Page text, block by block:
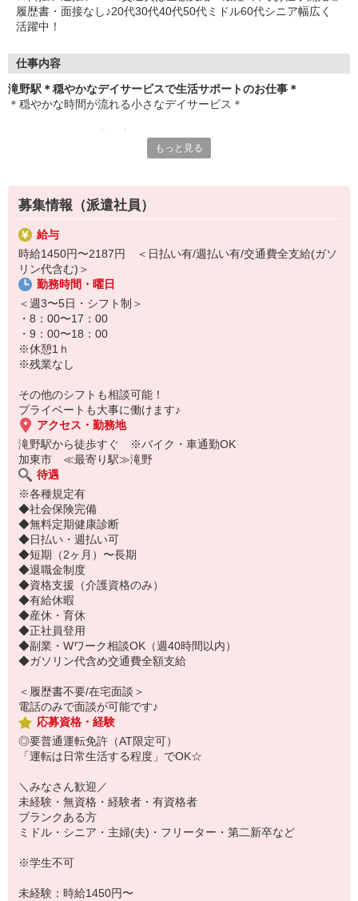
履歴書・面接なし♪20代30代40代50代ミドル60代シニア幅広く
活躍中！
仕事内容
滝野駅＊穏やかなデイサービスで生活サポートのお仕事＊
＊穏やかな時間が流れる小さなデイサービス＊
お困りごとのお手伝いやサポート業務など♪
・リハビリの補助
・お話のお相手
・レクリエーションのサポート
・食事や入浴などの介助業務
・車での送迎 ※希望者のみ など
無資格・未経験の方でも大歓迎！
先輩スタッフが丁寧にサポートするのでご安心ください★
さらに！
資格取得支援制度を使って、
働きながら資格取得が目指せます☆
ぜひお気軽にご応募ください♪
もっと見る
募集情報（派遣社員）
給与
時給1450円〜2187円 ＜日払い有/週払い有/交通費全支給(ガソ
リン代含む)＞
勤務時間・曜日
＜週3〜5日・シフト制＞
・8：00〜17：00
・9：00〜18：00
※休憩1ｈ
※残業なし
その他のシフトも相談可能！
プライベートも大事に働けます♪
アクセス・勤務地
滝野駅から徒歩すぐ ※バイク・車通勤OK
加東市 ≪最寄り駅≫滝野
待遇
※各種規定有
◆社会保険完備
◆無料定期健康診断
◆日払い・週払い可
◆短期（2ヶ月）〜長期
◆退職金制度
◆資格支援（介護資格のみ）
◆有給休暇
◆産休・育休
◆正社員登用
◆副業・Wワーク相談OK（週40時間以内）
◆ガソリン代含め交通費全額支給
＜履歴書不要/在宅面談＞
電話のみで面談が可能です♪
応募資格・経験
◎要普通運転免許（AT限定可）
「運転は日常生活する程度」でOK☆
＼みなさん歓迎／
未経験・無資格・経験者・有資格者
ブランクある方
ミドル・シニア・主婦(夫)・フリーター・第二新卒など
※学生不可
未経験：時給1450円〜